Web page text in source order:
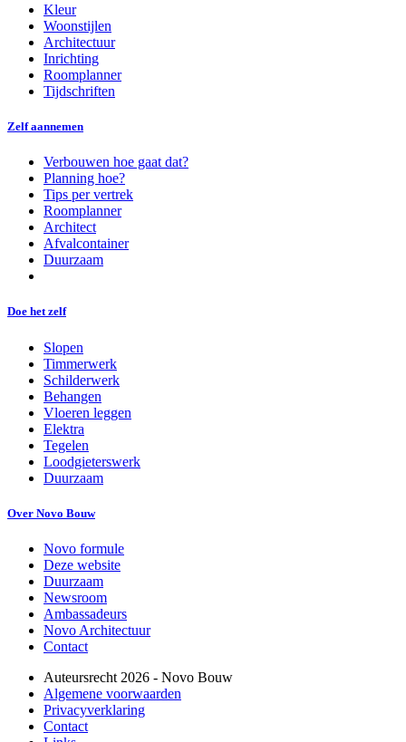
Kleur
Woonstijlen
Architectuur
Inrichting
Roomplanner
Tijdschriften
Zelf aannemen
Verbouwen hoe gaat dat?
Planning hoe?
Tips per vertrek
Roomplanner
Architect
Afvalcontainer
Duurzaam
Doe het zelf
Slopen
Timmerwerk
Schilderwerk
Behangen
Vloeren leggen
Elektra
Tegelen
Loodgieterswerk
Duurzaam
Over Novo Bouw
Novo formule
Deze website
Duurzaam
Newsroom
Ambassadeurs
Novo Architectuur
Contact
Auteursrecht 2026 - Novo Bouw
Algemene voorwaarden
Privacyverklaring
Contact